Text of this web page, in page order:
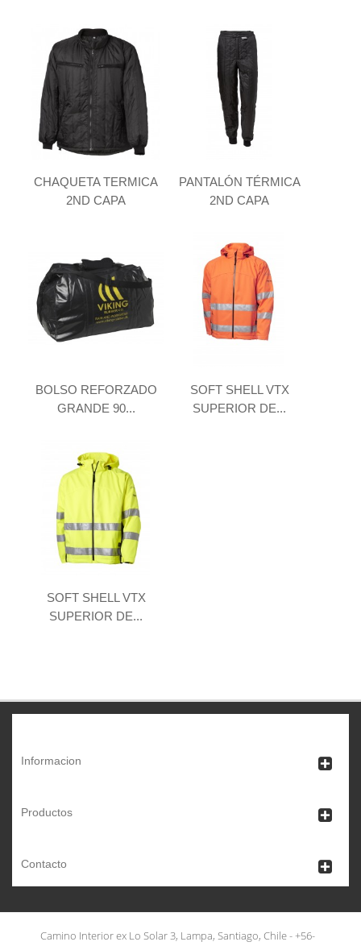
CHAQUETA TERMICA
2ND CAPA
PANTALÓN TÉRMICA
2ND CAPA
BOLSO REFORZADO
GRANDE 90...
SOFT SHELL VTX
SUPERIOR DE...
SOFT SHELL VTX
SUPERIOR DE...
Informacion
Productos
Contacto
Camino Interior ex Lo Solar 3, Lampa, Santiago, Chile - +56-